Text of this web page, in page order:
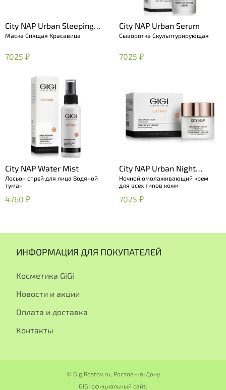
City NAP Urban Sleeping
Mask
Маска Спящая Красавица
7025 ₽
City NAP Urban Serum
Сыворотка Скульптурирующая
7025 ₽
City NAP Water Mist
Лосьон спрей для лица Водяной
туман
4760 ₽
City NAP Urban Night
Cream
Ночной омолаживающий крем
для всех типов кожи
7025 ₽
ИНФОРМАЦИЯ ДЛЯ ПОКУПАТЕЛЕЙ
Косметика GiGi
Новости и акции
Оплата и доставка
Контакты
© GigiRostov.ru, Ростов-на-Дону
GIGI официальный сайт.